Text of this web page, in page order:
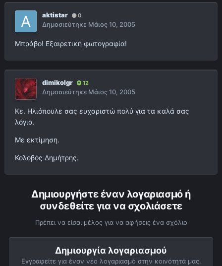
aktistar 0
Δημοσιεύτηκε Μάιος 10, 2005
Μπράβο! Εξαιρετική φωτογραφία!
dimikolgr 12
Δημοσιεύτηκε Μάιος 10, 2005
Κε. Ηλιόπουλε σας ευχαριστώ πολύ για τα καλά σας
λόγια.
Με εκτίμηση.
Κολοβός Δημήτρης.
Δημιουργήστε έναν λογαριασμό ή
συνδεθείτε για να σχολιάσετε
Πρέπει να είσαι μέλος για να αφήσεις ένα σχόλιο
Δημιουργία λογαριασμού
Εγγραφείτε για έναν νέο λογαριασμό στην κοινότητά μας.